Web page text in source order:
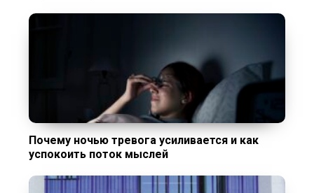
Почему ночью тревога усиливается и как
успокоить поток мыслей